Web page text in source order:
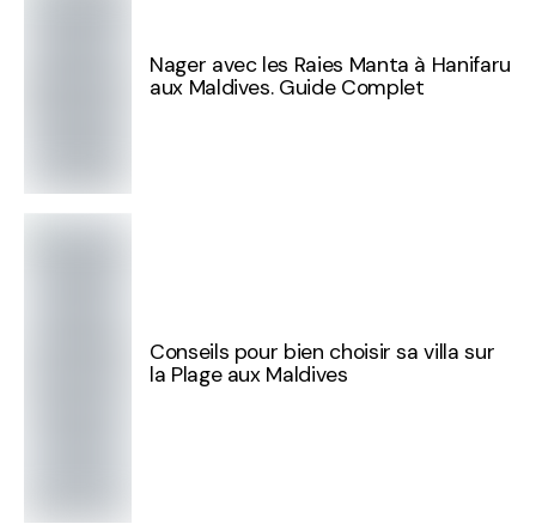
Nager avec les Raies Manta à Hanifaru
aux Maldives. Guide Complet
Conseils pour bien choisir sa villa sur
la Plage aux Maldives